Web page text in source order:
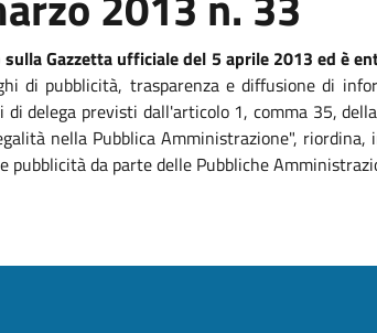
Gazzetta ufficiale del 5 aprile 2013 ed è
di pubblicità, trasparenza e diffusione di
delega previsti dall'articolo 1, comma 35,
nella Pubblica Amministrazione",
da parte delle Pubbliche